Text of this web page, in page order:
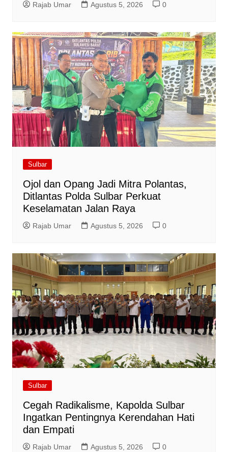
Rajab Umar Agustus 5, 2026 0
Sulbar
Ojol dan Opang Jadi Mitra Polantas,
Ditlantas Polda Sulbar Perkuat
Keselamatan Jalan Raya
Rajab Umar Agustus 5, 2026 0
Sulbar
Cegah Radikalisme, Kapolda Sulbar
Ingatkan Pentingnya Kerendahan Hati
dan Empati
Rajab Umar Agustus 5, 2026 0